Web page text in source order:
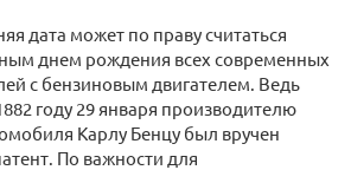
дата может по праву считаться
днем рождения всех современных
с бензиновым двигателем. Ведь
году 29 января производителю
Карлу Бенцу был вручен
По важности для